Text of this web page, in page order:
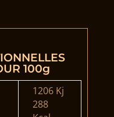
100g
1206 Kj
288